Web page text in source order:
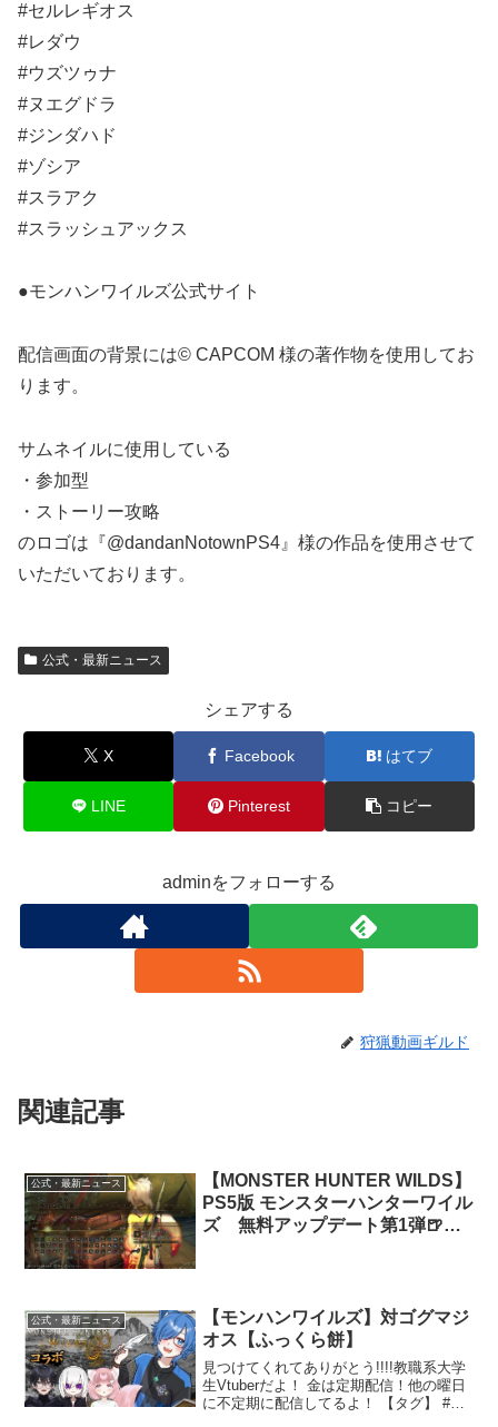
#セルレギオス
#レダウ
#ウズツゥナ
#ヌエグドラ
#ジンダハド
#ゾシア
#スラアク
#スラッシュアックス
●モンハンワイルズ公式サイト
配信画面の背景には© CAPCOM 様の著作物を使用してお
ります。
サムネイルに使用している
・参加型
・ストーリー攻略
のロゴは『@dandanNotownPS4』様の作品を使用させて
いただいております。
公式・最新ニュース
シェアする
X Facebook はてブ
LINE Pinterest コピー
adminをフォローする
狩猟動画ギルド
関連記事
公式・最新ニュース
【MONSTER HUNTER WILDS】
PS5版 モンスターハンターワイル
ズ 無料アップデート第1弾🍺お
公式・最新ニュース
【モンハンワイルズ】対ゴグマジ
オス【ふっくら餅】
見つけてくれてありがとう!!!!教職系大学
生Vtuberだよ！ 金は定期配信！他の曜日
に不定期に配信してるよ！ 【タグ】 #絵